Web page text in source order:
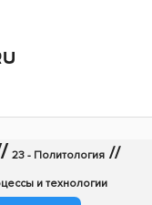
23 - Политология //
и технологии